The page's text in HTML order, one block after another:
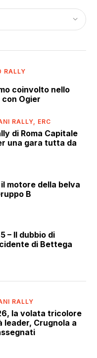
RALLY
coinvolto nello
Ogier
RALLY, ERC
di Roma Capitale
una gara tutta da
motore della belva
B
– Il dubbio di
di Bettega
RALLY
la volata tricolore
leader, Crugnola a